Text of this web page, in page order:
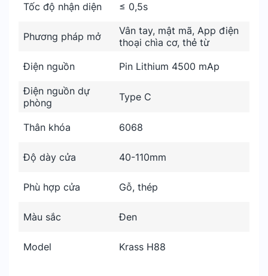
Tốc độ nhận diện ≤ 0,5s
Phương pháp mở
Vân tay, mật mã, App điện
thoại chìa cơ, thẻ từ
Điện nguồn
Pin Lithium 4500 mAp
Điện nguồn dự
phòng
Type C
Thân khóa 6068
Độ dày cửa 40-110mm
Phù hợp cửa Gỗ, thép
Màu sắc Đen
Model Krass H88